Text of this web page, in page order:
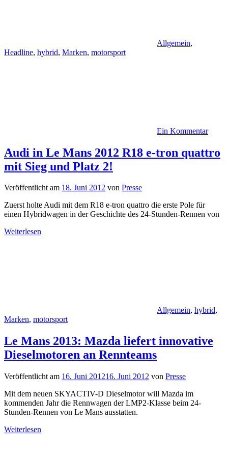
Allgemein,
Headline, hybrid, Marken, motorsport
Ein Kommentar
Audi in Le Mans 2012 R18 e-tron quattro
mit Sieg und Platz 2!
Veröffentlicht am 18. Juni 2012 von Presse
Zuerst holte Audi mit dem R18 e-tron quattro die erste Pole für
einen Hybridwagen in der Geschichte des 24-Stunden-Rennen von
Weiterlesen
Allgemein, hybrid,
Marken, motorsport
Le Mans 2013: Mazda liefert innovative
Dieselmotoren an Rennteams
Veröffentlicht am 16. Juni 201216. Juni 2012 von Presse
Mit dem neuen SKYACTIV-D Dieselmotor will Mazda im
kommenden Jahr die Rennwagen der LMP2-Klasse beim 24-
Stunden-Rennen von Le Mans ausstatten.
Weiterlesen